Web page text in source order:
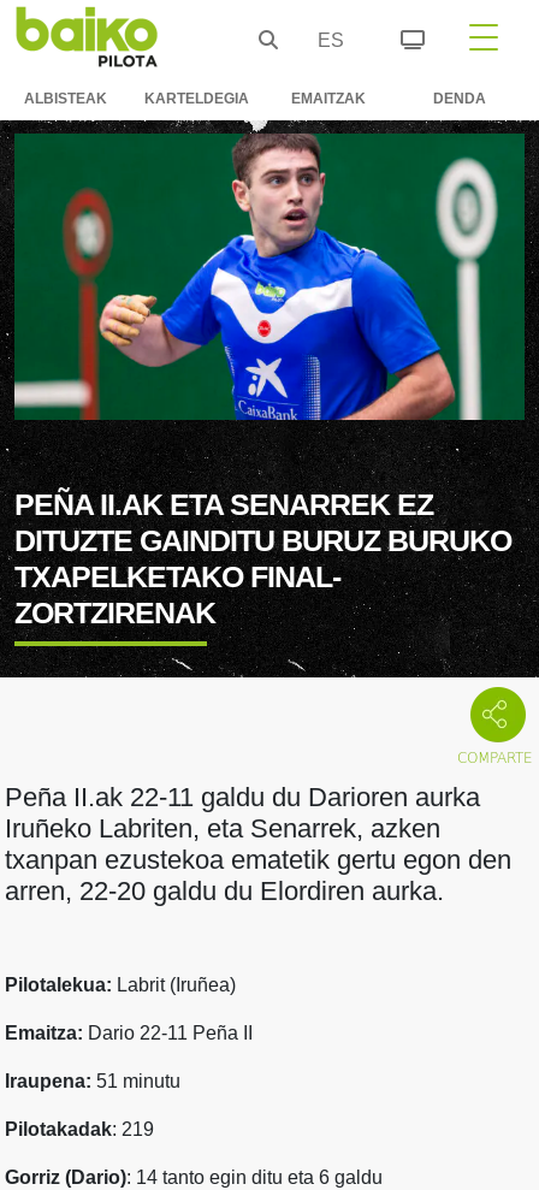
ES
ALBISTEAK KARTELDEGIA EMAITZAK DENDA
PEÑA II.AK ETA SENARREK EZ
DITUZTE GAINDITU BURUZ BURUKO
TXAPELKETAKO FINAL-
ZORTZIRENAK
Peña II.ak 22-11 galdu du Darioren aurka
Iruñeko Labriten, eta Senarrek, azken
txanpan ezustekoa ematetik gertu egon den
arren, 22-20 galdu du Elordiren aurka.
Pilotalekua: Labrit (Iruñea)
Emaitza: Dario 22-11 Peña II
Iraupena: 51 minutu
Pilotakadak: 219
Gorriz (Dario): 14 tanto egin ditu eta 6 galdu